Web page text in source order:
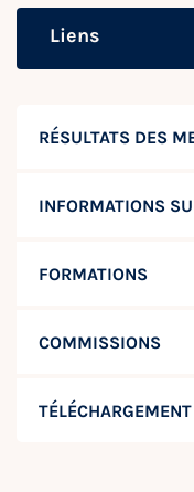
RÉSULTATS DES
INFORMATIONS
FORMATIONS
COMMISSIONS
TÉLÉCHARGEMENT
Liens